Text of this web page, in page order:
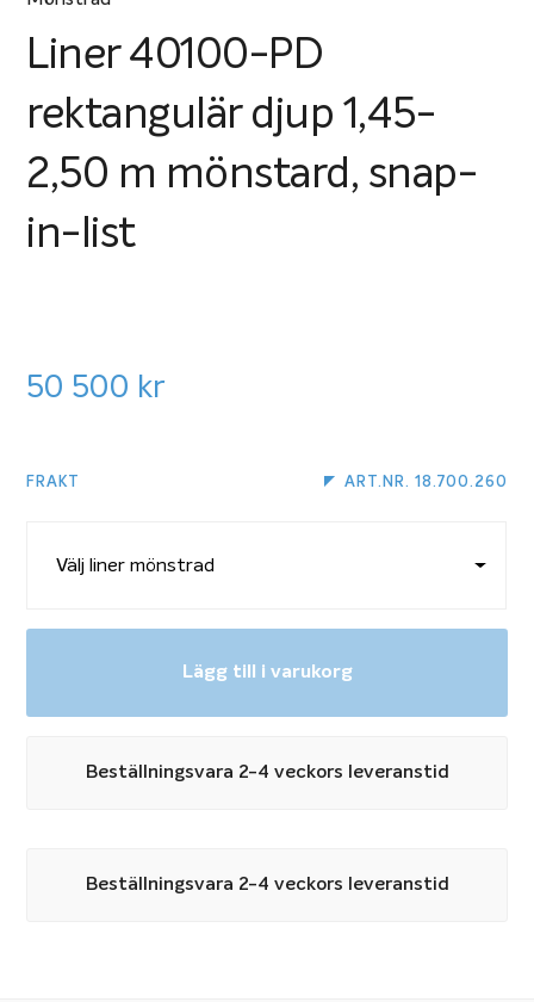
Liner 40100-PD
rektangulär djup 1,45-
2,50 m mönstard, snap-
in-list
50 500 kr
FRAKT ART.NR. 18.700.260
Lägg till i varukorg
Beställningsvara 2-4 veckors leveranstid
Beställningsvara 2-4 veckors leveranstid